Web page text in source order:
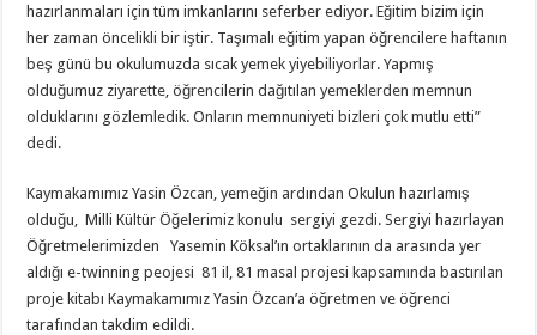
hazırlanmaları için tüm imkanlarını seferber ediyor. Eğitim bizim için
her zaman öncelikli bir iştir. Taşımalı eğitim yapan öğrencilere haftanın
beş günü bu okulumuzda sıcak yemek yiyebiliyorlar. Yapmış
olduğumuz ziyarette, öğrencilerin dağıtılan yemeklerden memnun
olduklarını gözlemledik. Onların memnuniyeti bizleri çok mutlu etti”
dedi.
Kaymakamımız Yasin Özcan, yemeğin ardından Okulun hazırlamış
olduğu, Milli Kültür Öğelerimiz konulu sergiyi gezdi. Sergiyi hazırlayan
Öğretmelerimizden Yasemin Köksal’ın ortaklarının da arasında yer
aldığı e-twinning peojesi 81 il, 81 masal projesi kapsamında bastırılan
proje kitabı Kaymakamımız Yasin Özcan’a öğretmen ve öğrenci
tarafından takdim edildi.